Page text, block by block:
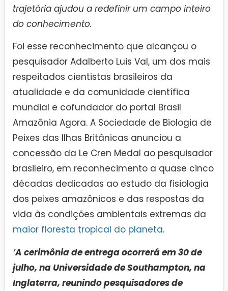
trajetória ajudou a redefinir um campo inteiro
do conhecimento.
Foi esse reconhecimento que alcançou o
pesquisador Adalberto Luis Val, um dos mais
respeitados cientistas brasileiros da
atualidade e da comunidade científica
mundial e cofundador do portal Brasil
Amazônia Agora. A Sociedade de Biologia de
Peixes das Ilhas Britânicas anunciou a
concessão da Le Cren Medal ao pesquisador
brasileiro, em reconhecimento a quase cinco
décadas dedicadas ao estudo da fisiologia
dos peixes amazônicos e das respostas da
vida às condições ambientais extremas da
maior floresta tropical do planeta.
‘A cerimônia de entrega ocorrerá em 30 de
julho, na Universidade de Southampton, na
Inglaterra, reunindo pesquisadores de